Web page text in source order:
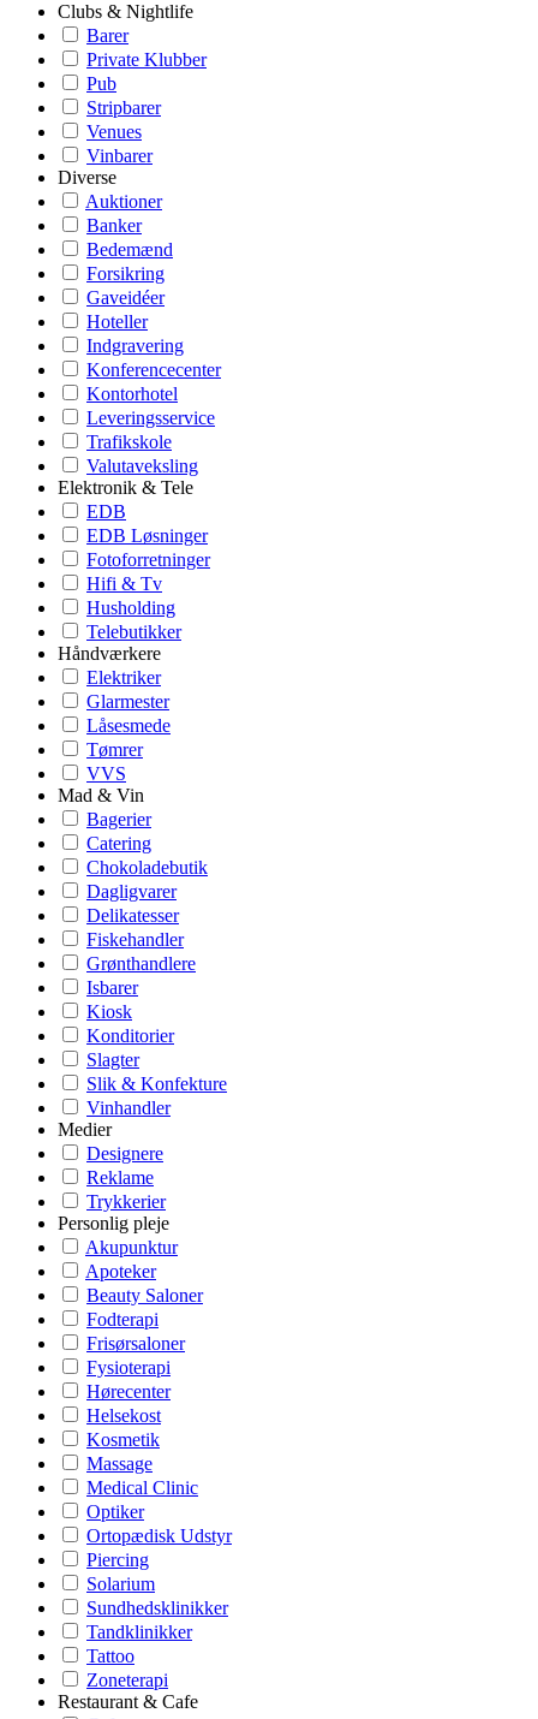
Clubs & Nightlife
Barer
Private Klubber
Pub
Stripbarer
Venues
Vinbarer
Diverse
Auktioner
Banker
Bedemænd
Forsikring
Gaveidéer
Hoteller
Indgravering
Konferencecenter
Kontorhotel
Leveringsservice
Trafikskole
Valutaveksling
Elektronik & Tele
EDB
EDB Løsninger
Fotoforretninger
Hifi & Tv
Husholding
Telebutikker
Håndværkere
Elektriker
Glarmester
Låsesmede
Tømrer
VVS
Mad & Vin
Bagerier
Catering
Chokoladebutik
Dagligvarer
Delikatesser
Fiskehandler
Grønthandlere
Isbarer
Kiosk
Konditorier
Slagter
Slik & Konfekture
Vinhandler
Medier
Designere
Reklame
Trykkerier
Personlig pleje
Akupunktur
Apoteker
Beauty Saloner
Fodterapi
Frisørsaloner
Fysioterapi
Hørecenter
Helsekost
Kosmetik
Massage
Medical Clinic
Optiker
Ortopædisk Udstyr
Piercing
Solarium
Sundhedsklinikker
Tandklinikker
Tattoo
Zoneterapi
Restaurant & Cafe